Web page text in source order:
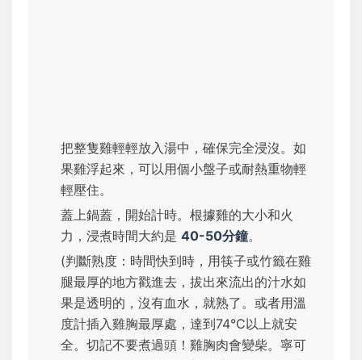
把整隻雞輕輕放入湯中，確保完全浸沒。如
果雞浮起來，可以用個小盤子或耐熱重物輕
輕壓住。
蓋上鍋蓋，開始計時。根據雞的大小和火
力，浸煮時間大約是 40-50分鐘。
(判斷熟度：時間快到時，用筷子或竹籤在雞
腿最厚的地方戳進去，拔出來流出的汁水如
果是透明的，沒有血水，就熟了。或者用溫
度計插入雞胸最厚處，達到74°C以上就安
全。切記不要煮過頭！雞胸肉會變柴。寧可